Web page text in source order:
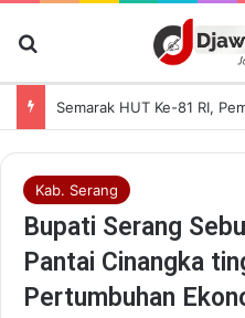
Kab. Serang
Bupati Serang
Pantai Cinangka
Pertumbuhan